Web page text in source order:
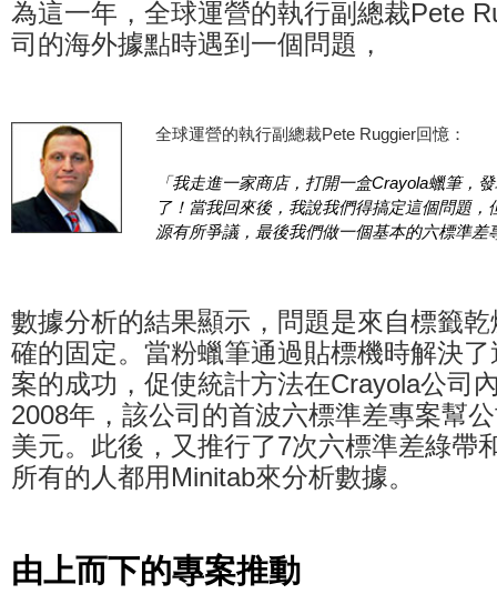
為這一年，全球運營的執行副總裁Pete
司的海外據點時遇到一個問題，
全球運營的執行副總裁Pete Ruggier回憶：
「我走進一家商店，打開一盒Crayola蠟筆，
了！當我回來後，我說我們得搞定這個問題，
源有所爭議，最後我們做一個基本的六標準差
數據分析的結果顯示，問題是來自標籤
確的固定。當粉蠟筆通過貼標機時解決
案的成功，促使統計方法在Crayola公司
2008年，該公司的首波六標準差專案幫
美元。此後，又推行了7次六標準差綠帶
所有的人都用Minitab來分析數據。
由上而下的專案推動